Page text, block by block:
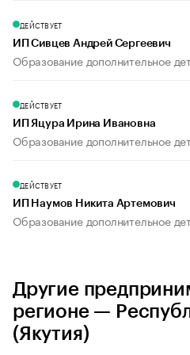
ДЕЙСТВУЕТ
ИП Сивцев Андрей Сергеевич
Образование дополнительное
ДЕЙСТВУЕТ
ИП Яцура Ирина Ивановна
Образование дополнительное
ДЕЙСТВУЕТ
ИП Наумов Никита Артемович
Образование дополнительное
Другие
регионе —
(Якутия)